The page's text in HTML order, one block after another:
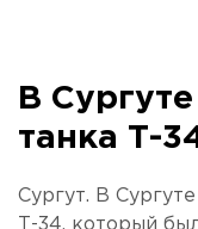
В
танка Т-
Сургут. В
Т-34, который